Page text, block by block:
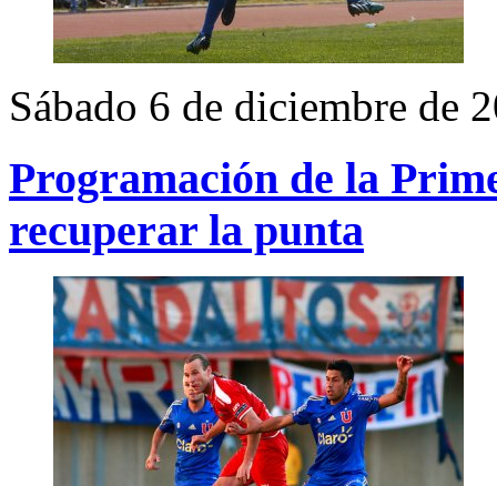
Sábado 6 de diciembre de
Programación de la
recuperar la punta